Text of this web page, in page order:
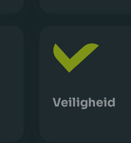
Veiligheid